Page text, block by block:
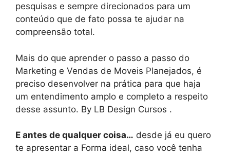
pesquisas e sempre direcionados para um
conteúdo que de fato possa te ajudar na
compreensão total.
Mais do que aprender o passo a passo do
Marketing e Vendas de Moveis Planejados, é
preciso desenvolver na prática para que haja
um entendimento amplo e completo a respeito
desse assunto. By LB Design Cursos .
E antes de qualquer coisa… desde já eu quero
te apresentar a Forma ideal, caso você tenha